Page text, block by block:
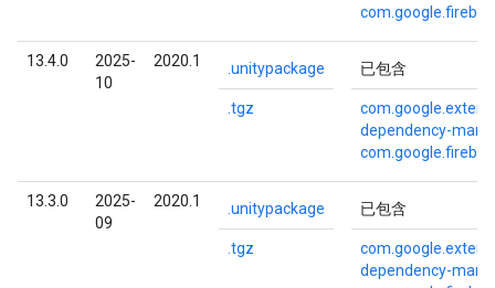
13.4.0
2025-
10
2020.1 .unitypackage
.tgz
已包含
dependency-
13.3.0
2025-
09
2020.1 .unitypackage
.tgz
已包含
dependency-